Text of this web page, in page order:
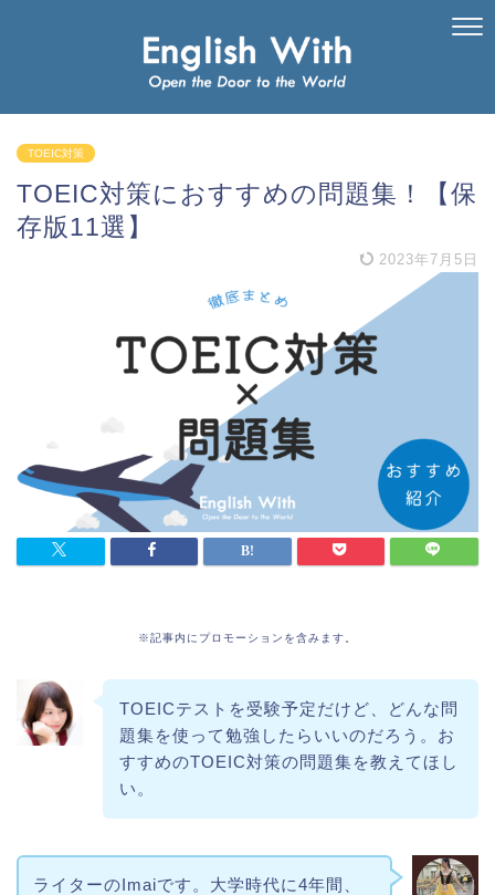
TOEIC対策
TOEIC対策におすすめの問題集！【保
存版11選】
2023年7月5日
※記事内にプロモーションを含みます。
TOEICテストを受験予定だけど、どんな問
題集を使って勉強したらいいのだろう。お
すすめのTOEIC対策の問題集を教えてほし
い。
ライターのImaiです。大学時代に4年間、